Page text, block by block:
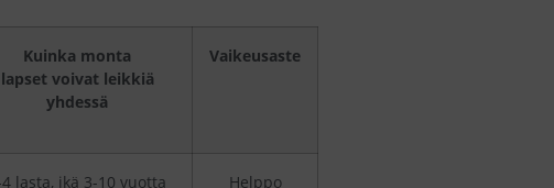
Kuinka monta
lapset voivat leikkiä
yhdessä
Vaikeusaste
lasta, ikä 3-10 vuotta Helppo